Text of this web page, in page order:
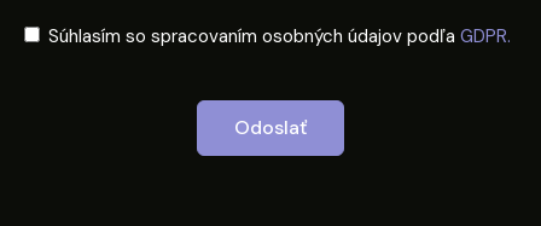
Súhlasím so spracovaním osobných údajov podľa GDPR.
Odoslať